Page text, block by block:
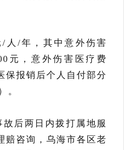
/ 人 /年，其中意外伤害
元，意外伤害医疗费
保报销后个人自付部分
。
后两日内拨打属地服
赔咨询， 乌海市各 区老